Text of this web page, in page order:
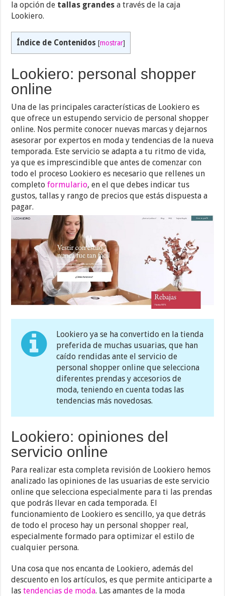
la opción de tallas grandes a través de la caja
Lookiero.
Índice de Contenidos [mostrar]
Lookiero: personal shopper
online
Una de las principales características de Lookiero es
que ofrece un estupendo servicio de personal shopper
online. Nos permite conocer nuevas marcas y dejarnos
asesorar por expertos en moda y tendencias de la nueva
temporada. Este servicio se adapta a tu ritmo de vida,
ya que es imprescindible que antes de comenzar con
todo el proceso Lookiero es necesario que rellenes un
completoformulario, en el que debes indicar tus
gustos, tallas y rango de precios que estás dispuesta a
pagar.
Lookiero ya se ha convertido en la tienda
preferida de muchas usuarias, que han
caído rendidas ante el servicio de
personal shopper online que selecciona
diferentes prendas y accesorios de
moda, teniendo en cuenta todas las
tendencias más novedosas.
Lookiero: opiniones del
servicio online
Para realizar esta completa revisión de Lookiero hemos
analizado las opiniones de las usuarias de este servicio
online que selecciona especialmente para ti las prendas
que podrás llevar en cada temporada. El
funcionamiento de Lookiero es sencillo, ya que detrás
de todo el proceso hay un personal shopper real,
especialmente formado para optimizar el estilo de
cualquier persona.
Una cosa que nos encanta de Lookiero, además del
descuento en los artículos, es que permite anticiparte a
lastendencias de moda. Las amantes de la moda